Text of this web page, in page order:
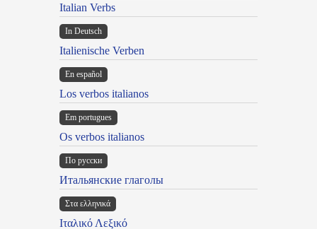
Italian Verbs
In Deutsch
Italienische Verben
En español
Los verbos italianos
Em portugues
Os verbos italianos
По русски
Итальянские глаголы
Στα ελληνικά
Ιταλικό Λεξικό